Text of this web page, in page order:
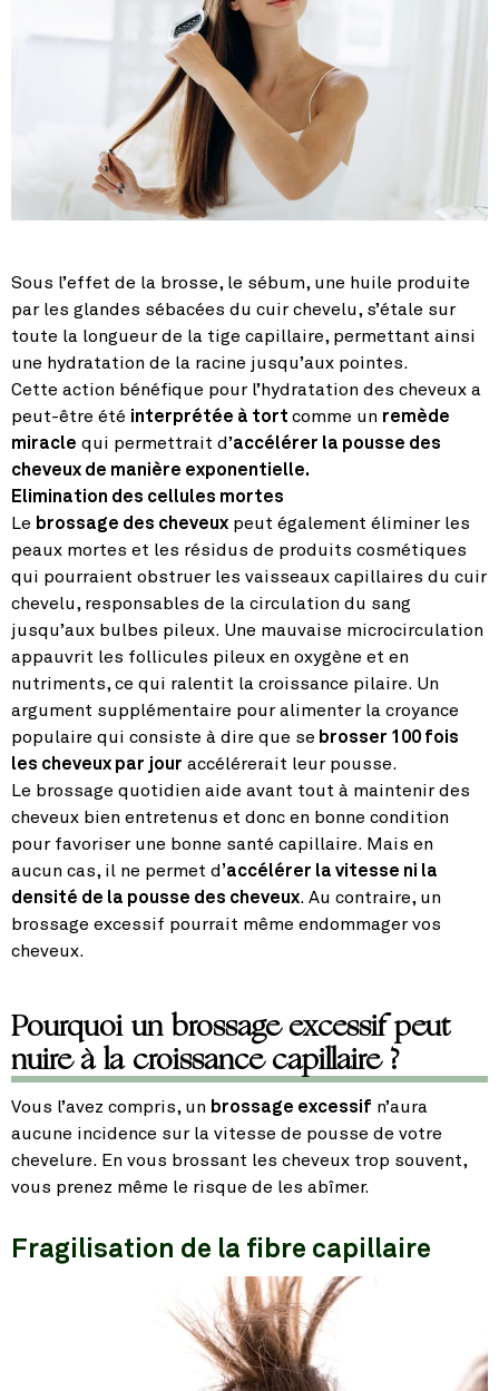
Sous l’effet de la brosse, le sébum, une huile produite
par les glandes sébacées du cuir chevelu, s’étale sur
toute la longueur de la tige capillaire, permettant ainsi
une hydratation de la racine jusqu’aux pointes.
Cette action bénéfique pour l’hydratation des cheveux a
peut-être été interprétée à tort comme un remède
miracle qui permettrait d’accélérer la pousse des
cheveux de manière exponentielle.
Elimination des cellules mortes
Le brossage des cheveux peut également éliminer les
peaux mortes et les résidus de produits cosmétiques
qui pourraient obstruer les vaisseaux capillaires du cuir
chevelu, responsables de la circulation du sang
jusqu’aux bulbes pileux. Une mauvaise microcirculation
appauvrit les follicules pileux en oxygène et en
nutriments, ce qui ralentit la croissance pilaire. Un
argument supplémentaire pour alimenter la croyance
populaire qui consiste à dire que se brosser 100 fois
les cheveux par jour accélérerait leur pousse.
Le brossage quotidien aide avant tout à maintenir des
cheveux bien entretenus et donc en bonne condition
pour favoriser une bonne santé capillaire. Mais en
aucun cas, il ne permet d ’accélérer la vitesse ni la
densité de la pousse des cheveux. Au contraire, un
brossage excessif pourrait même endommager vos
cheveux.
Pourquoi un brossage excessif peut
nuire à la croissance capillaire ?
Vous l’avez compris, un brossage excessif n’aura
aucune incidence sur la vitesse de pousse de votre
chevelure. En vous brossant les cheveux trop souvent,
vous prenez même le risque de les abîmer.
Fragilisation de la fibre capillaire